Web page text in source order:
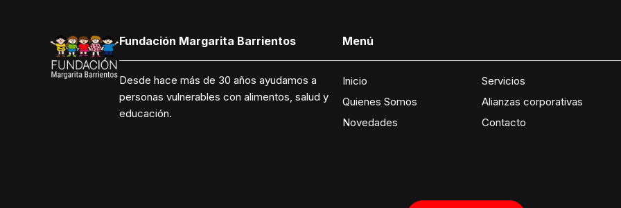
Fundación Margarita Barrientos
Desde hace más de 30 años ayudamos a
personas vulnerables con alimentos, salud y
educación.
Menú
Inicio
Quienes Somos
Novedades
Servicios
Alianzas corporativas
Contacto